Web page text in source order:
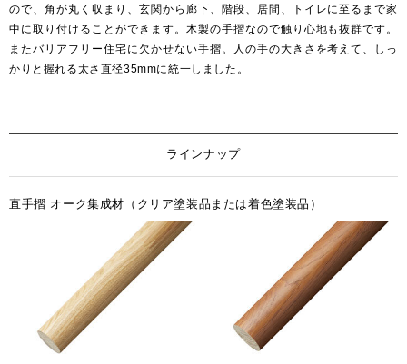
フローリングリフォームお悩み解決サイト
フローリング総合研究所
Select Language ENGLISH
ので、角が丸く収まり、玄関から廊下、階段、居間、トイレに至るまで家
中に取り付けることができます。木製の手摺なので触り心地も抜群です。
またバリアフリー住宅に欠かせない手摺。人の手の大きさを考えて、しっ
かりと握れる太さ直径35mmに統一しました。
ラインナップ
直手摺 オーク集成材（クリア塗装品または着色塗装品）